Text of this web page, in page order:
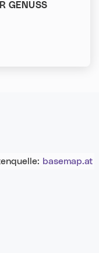
basemap.at
GENUSS